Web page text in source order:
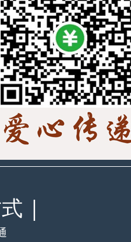
献68.88元
捐献1元
捐献1元
献30元
38.88元
68.88元
献88.88
元
献18.88
38.88元
献28.88
献2.88|